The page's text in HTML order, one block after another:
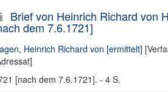
Brief von Heinrich Richard von
dem 7.6.1721]
Heinrich Richard von [ermittelt]
[nach dem 7.6.1721]. - 4 S.